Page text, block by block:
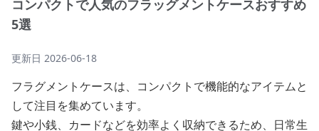
コンパクトで人気のフラッグメントケースおすすめ
5選
更新日 2026-06-18
フラグメントケースは、コンパクトで機能的なアイテムと
して注目を集めています。
鍵や小銭、カードなどを効率よく収納できるため、日常生